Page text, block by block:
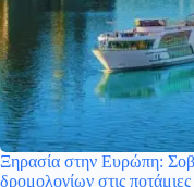
Ξηρασία στην Ευρώπη:
δρομολογίων στις